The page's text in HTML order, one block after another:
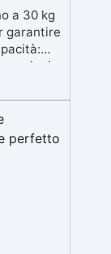
a 30 kg
garantire
a 30
il
per
Calibrata
con